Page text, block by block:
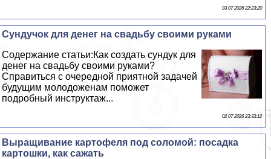
03 07 2026 22:23:20
Сундучок для денег на свадьбу своими руками
Содержание статьи:Как создать сундук для
денег на свадьбу своими руками?
Справиться с очередной приятной задачей
будущим молодоженам поможет
подробный инструктаж...
02 07 2026 23:33:12
Выращивание картофеля под соломой: посадка
картошки, как сажать